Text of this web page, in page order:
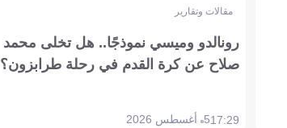
مقالات وتقارير
رونالدو وميسي نموذجًا.. هل تخلى محمد
صلاح عن كرة القدم في رحلة طرابزون؟
17:295 أغسطس 2026